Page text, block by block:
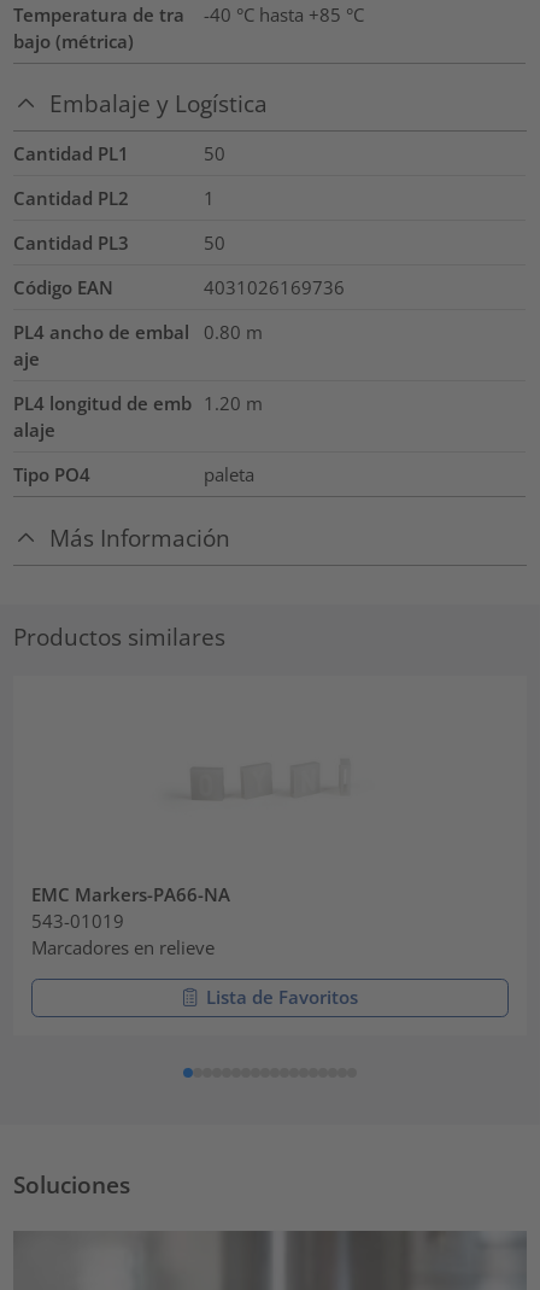
Temperatura de tra
bajo (métrica)
-40 °C hasta +85 °C
Embalaje y Logística
Cantidad PL1
50
Cantidad PL2
1
Cantidad PL3
50
Código EAN
4031026169736
PL4 ancho de embal
aje
0.80 m
PL4 longitud de emb
alaje
1.20 m
Tipo PO4 paleta
Más Información
Productos similares
EMC Markers-PA66-NA
543-01019
Marcadores en relieve
Lista de Favoritos
Soluciones